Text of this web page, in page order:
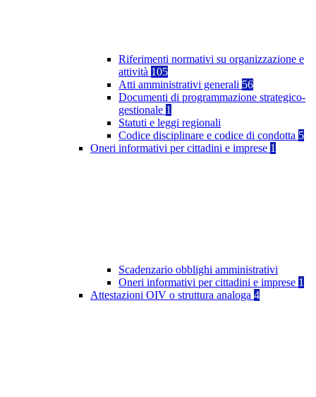
Riferimenti normativi su organizzazione e
attività 105
Atti amministrativi generali 56
Documenti di programmazione strategico-
gestionale 1
Statuti e leggi regionali
Codice disciplinare e codice di condotta 5
Oneri informativi per cittadini e imprese 1
Scadenzario obblighi amministrativi
Oneri informativi per cittadini e imprese 1
Attestazioni OIV o struttura analoga 4